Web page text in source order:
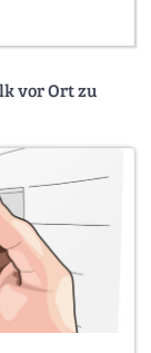
vor Ort zu